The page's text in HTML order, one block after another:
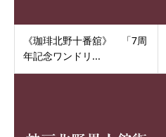
《珈琲北野十番舘》 「7周
年記念ワンドリ...